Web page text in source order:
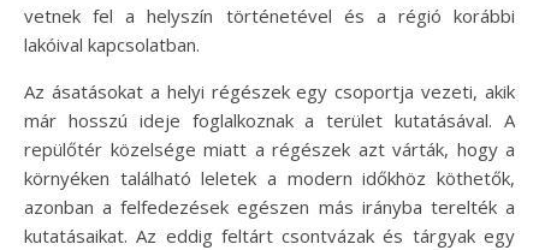
vetnek fel a helyszín történetével és a régió korábbi
lakóival kapcsolatban.
Az ásatásokat a helyi régészek egy csoportja vezeti, akik
már hosszú ideje foglalkoznak a terület kutatásával. A
repülőtér közelsége miatt a régészek azt várták, hogy a
környéken található leletek a modern időkhöz köthetők,
azonban a felfedezések egészen más irányba terelték a
kutatásaikat. Az eddig feltárt csontvázak és tárgyak egy